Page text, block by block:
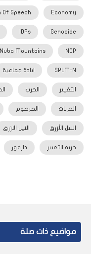
Economy
Of Speech
Genocide
IDPs
NCP
Nuba Mountains
SPLM-N ابادة جماعية
التغيير الحرب
الحريات الخرطوم
النيل الأزرق النيل الازرق
حرية التعبير دارفور
مواضيع ذات صلة